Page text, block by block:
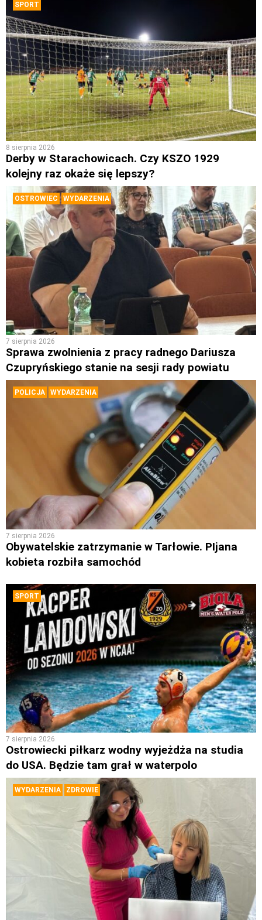
SPORT
8 sierpnia 2026
Derby w Starachowicach. Czy KSZO 1929
kolejny raz okaże się lepszy?
OSTROWIEC WYDARZENIA
7 sierpnia 2026
Sprawa zwolnienia z pracy radnego Dariusza
Czupryńskiego stanie na sesji rady powiatu
POLICJA WYDARZENIA
7 sierpnia 2026
Obywatelskie zatrzymanie w Tarłowie. PIjana
kobieta rozbiła samochód
SPORT
7 sierpnia 2026
Ostrowiecki piłkarz wodny wyjeżdża na studia
do USA. Będzie tam grał w waterpolo
WYDARZENIA ZDROWIE